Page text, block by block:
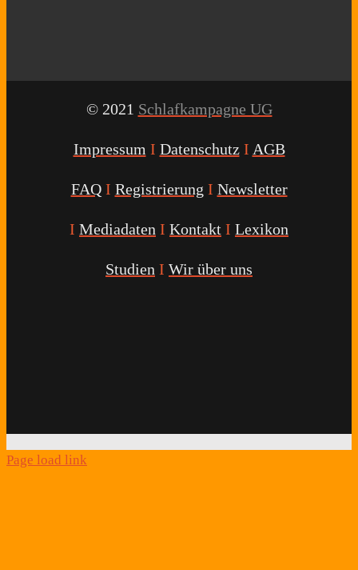
© 2021 Schlafkampagne UG
Impressum I Datenschutz I AGB
FAQ I Registrierung I Newsletter
I Mediadaten I Kontakt I Lexikon
Studien I Wir über uns
Page load link